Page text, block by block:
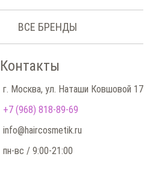
ВСЕ БРЕНДЫ
Контакты
г. Москва, ул. Наташи Ковшовой 17
+7 (968) 818-89-69
info@haircosmetik.ru
пн-вс / 9:00-21:00